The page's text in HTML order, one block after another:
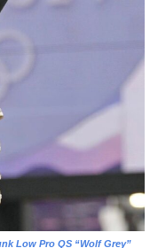
Low Pro QS “Wolf Grey”